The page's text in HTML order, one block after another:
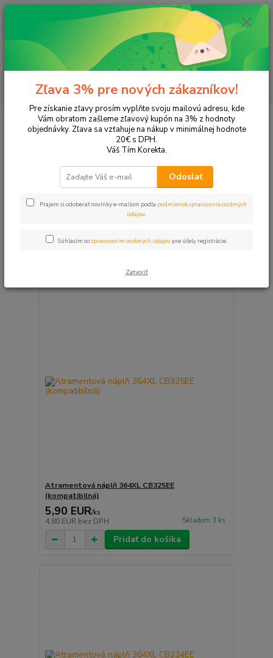
Hľadať
ks
za 0,00 EUR
Tonery a náplne do tlačiarní Hewlett Packard
HP Photosmart
Photosmart 2011
Photosmart 2011
Upresniť parametre
strana
Atramentová náplň 364XL CB325EE
(kompatibilná)
5,90 EUR/ks
4,80 EUR bez DPH Skladom 3 ks
Pridať do košíka
Zľava 3% pre nových zákazníkov!
Pre získanie zľavy prosím vyplňte svoju mailovú adresu, kde
Vám obratom zašleme zľavový kupón na 3% z hodnoty
objednávky. Zľava sa vzťahuje na nákup v minimálnej hodnote
20€ s DPH.
Váš Tím Korekta.
Odoslať
Prajem si odoberať novinky e-mailom podľa podmienok spracovania osobných
údajov.
Súhlasím sospracovaním osobných údajov pre účely registrácie.
Zatvoriť